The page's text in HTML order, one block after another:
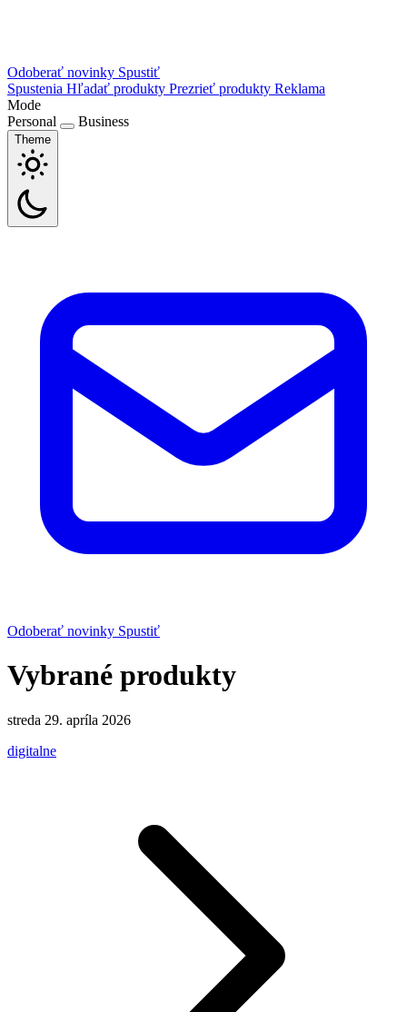
Odoberať novinky Spustiť
Spustenia Hľadať produkty Prezrieť produkty Reklama
Mode
Personal
Business
Theme
Odoberať novinky Spustiť
Vybrané produkty
streda 29. apríla 2026
digitalne